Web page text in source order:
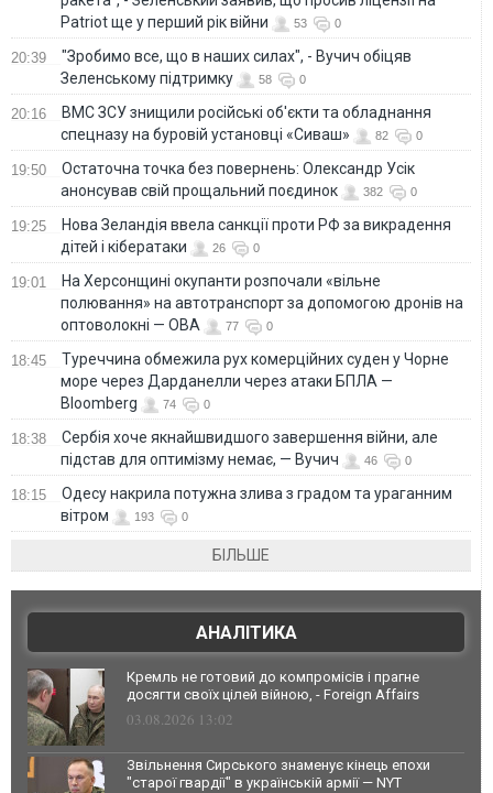
Patriot ще у перший рік війни
53 0
20:39
"Зробимо все, що в наших силах", - Вучич обіцяв
Зеленському підтримку
58 0
20:16
ВМС ЗСУ знищили російські об'єкти та обладнання
спецназу на буровій установці «Сиваш»
82 0
19:50
Остаточна точка без повернень: Олександр Усік
анонсував свій прощальний поєдинок
382 0
19:25
Нова Зеландія ввела санкції проти РФ за викрадення
дітей і кібератаки
26 0
19:01
На Херсонщині окупанти розпочали «вільне
полювання» на автотранспорт за допомогою дронів на
оптоволокні — ОВА
77 0
18:45
Туреччина обмежила рух комерційних суден у Чорне
море через Дарданелли через атаки БПЛА —
Bloomberg
74 0
18:38
Сербія хоче якнайшвидшого завершення війни, але
підстав для оптимізму немає, — Вучич
46 0
18:15
Одесу накрила потужна злива з градом та ураганним
вітром
193 0
БІЛЬШЕ
АНАЛІТИКА
Кремль не готовий до компромісів і прагне
досягти своїх цілей війною, - Foreign Affairs
03.08.2026 13:02
Звільнення Сирського знаменує кінець епохи
"старої гвардії" в українській армії — NYT